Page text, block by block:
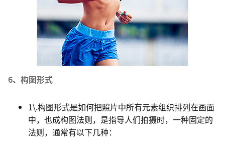
6、构图形式
1\.构图形式是如何把照片中所有元素组织排列在画面
中，也成构图法则，是指导人们拍摄时，一种固定的
法则，通常有以下几种：